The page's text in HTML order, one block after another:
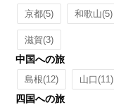
京都(5) 和歌山(5)
滋賀(3)
中国への旅
島根(12) 山口(11)
四国への旅